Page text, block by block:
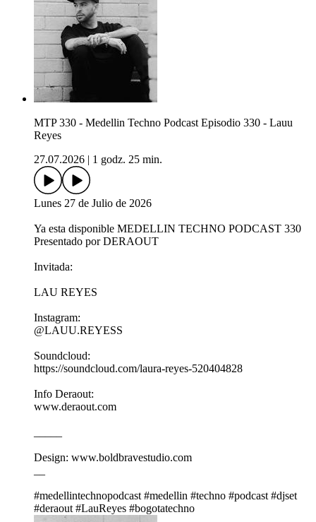
MTP 330 - Medellin Techno Podcast Episodio 330 - Lauu
Reyes
27.07.2026
1 godz. 25 min.
Lunes 27 de Julio de 2026
Ya esta disponible MEDELLIN TECHNO PODCAST 330
Presentado por DERAOUT
Invitada:
LAU REYES
Instagram:
@LAUU.REYESS
Soundcloud:
https://soundcloud.com/laura-reyes-520404828
Info Deraout:
www.deraout.com
Design: www.boldbravestudio.com
#medellintechnopodcast #medellin #techno #podcast #djset
#deraout #LauReyes #bogotatechno